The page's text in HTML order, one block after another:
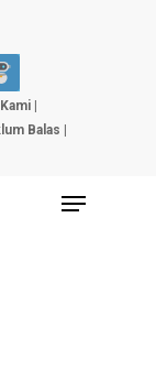
|
Balas |
Menu